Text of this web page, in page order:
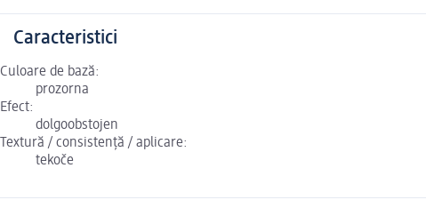
Caracteristici
Culoare de bază:
prozorna
Efect:
dolgoobstojen
Textură / consistență / aplicare:
tekoče